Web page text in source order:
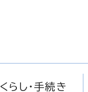
くらし・手続き